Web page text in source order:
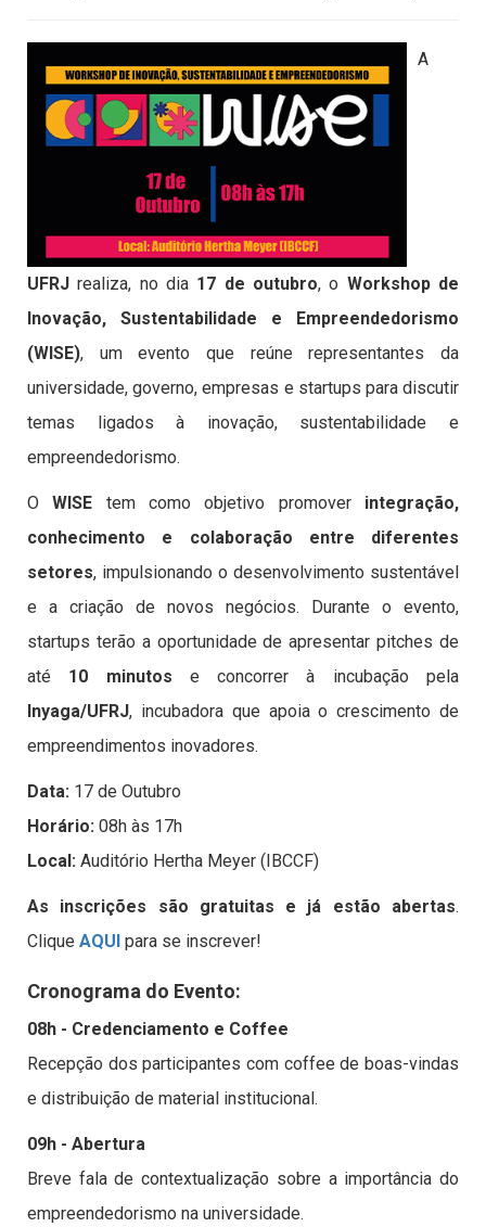
A
UFRJ realiza, no dia 17 de outubro, o Workshop de
Inovação, Sustentabilidade e Empreendedorismo
(WISE), um evento que reúne representantes da
universidade, governo, empresas e startups para discutir
temas ligados à inovação, sustentabilidade e
empreendedorismo.
OWISE tem como objetivo promoverintegração,
conhecimento e colaboração entre diferentes
setores, impulsionando o desenvolvimento sustentável
e a criação de novos negócios. Durante o evento,
startups terão a oportunidade de apresentar pitches de
até 10 minutos e concorrer à incubação pela
Inyaga/UFRJ, incubadora que apoia o crescimento de
empreendimentos inovadores.
Data: 17 de Outubro
Horário: 08h às 17h
Local: Auditório Hertha Meyer (IBCCF)
As inscrições são gratuitas e já estão abertas.
Clique AQUI para se inscrever!
Cronograma do Evento:
08h - Credenciamento e Coffee
Recepção dos participantes com coffee de boas-vindas
e distribuição de material institucional.
09h - Abertura
Breve fala de contextualização sobre a importância do
empreendedorismo na universidade.